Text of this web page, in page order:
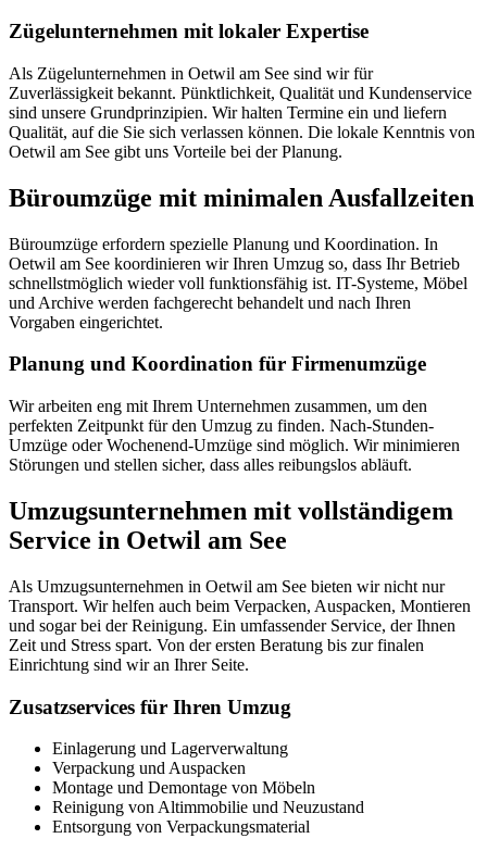
Zügelunternehmen mit lokaler Expertise
Als Zügelunternehmen in Oetwil am See sind wir für
Zuverlässigkeit bekannt. Pünktlichkeit, Qualität und Kundenservice
sind unsere Grundprinzipien. Wir halten Termine ein und liefern
Qualität, auf die Sie sich verlassen können. Die lokale Kenntnis von
Oetwil am See gibt uns Vorteile bei der Planung.
Büroumzüge mit minimalen Ausfallzeiten
Büroumzüge erfordern spezielle Planung und Koordination. In
Oetwil am See koordinieren wir Ihren Umzug so, dass Ihr Betrieb
schnellstmöglich wieder voll funktionsfähig ist. IT-Systeme, Möbel
und Archive werden fachgerecht behandelt und nach Ihren
Vorgaben eingerichtet.
Planung und Koordination für Firmenumzüge
Wir arbeiten eng mit Ihrem Unternehmen zusammen, um den
perfekten Zeitpunkt für den Umzug zu finden. Nach-Stunden-
Umzüge oder Wochenend-Umzüge sind möglich. Wir minimieren
Störungen und stellen sicher, dass alles reibungslos abläuft.
Umzugsunternehmen mit vollständigem
Service in Oetwil am See
Als Umzugsunternehmen in Oetwil am See bieten wir nicht nur
Transport. Wir helfen auch beim Verpacken, Auspacken, Montieren
und sogar bei der Reinigung. Ein umfassender Service, der Ihnen
Zeit und Stress spart. Von der ersten Beratung bis zur finalen
Einrichtung sind wir an Ihrer Seite.
Zusatzservices für Ihren Umzug
Einlagerung und Lagerverwaltung
Verpackung und Auspacken
Montage und Demontage von Möbeln
Reinigung von Altimmobilie und Neuzustand
Entsorgung von Verpackungsmaterial